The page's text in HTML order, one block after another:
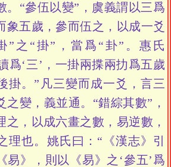
。“參伍以變”，虞義謂以三爲
象五歲，參而伍之，以成一爻
”之“掛”，當爲“卦”。惠氏
爲‘三’，一掛兩揲兩扐爲五歲
掛。”凡三變而成一爻，言三
之變，義並通。“錯綜其數”，
之，以成六畫之數，易逆數，
理也。姚氏曰：“《漢志》引
易》，則以《易》之‘參五’爲